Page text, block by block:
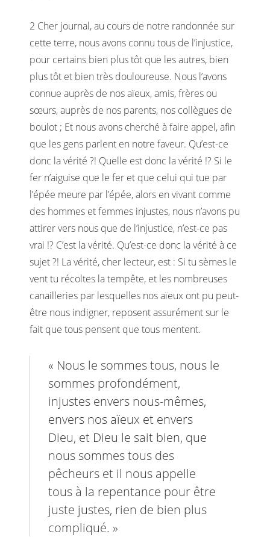
2 Cher journal, au cours de notre randonnée sur
cette terre, nous avons connu tous de l’injustice,
pour certains bien plus tôt que les autres, bien
plus tôt et bien très douloureuse. Nous l’avons
connue auprès de nos aïeux, amis, frères ou
sœurs, auprès de nos parents, nos collègues de
boulot ; Et nous avons cherché à faire appel, afin
que les gens parlent en notre faveur. Qu’est-ce
donc la vérité ?! Quelle est donc la vérité !? Si le
fer n’aiguise que le fer et que celui qui tue par
l’épée meure par l’épée, alors en vivant comme
des hommes et femmes injustes, nous n’avons pu
attirer vers nous que de l’injustice, n’est-ce pas
vrai !? C’est la vérité. Qu’est-ce donc la vérité à ce
sujet ?! La vérité, cher lecteur, est : Si tu sèmes le
vent tu récoltes la tempête, et les nombreuses
canailleries par lesquelles nos aïeux ont pu peut-
être nous indigner, reposent assurément sur le
fait que tous pensent que tous mentent.
« Nous le sommes tous, nous le
sommes profondément,
injustes envers nous-mêmes,
envers nos aïeux et envers
Dieu, et Dieu le sait bien, que
nous sommes tous des
pêcheurs et il nous appelle
tous à la repentance pour être
juste justes, rien de bien plus
compliqué. »